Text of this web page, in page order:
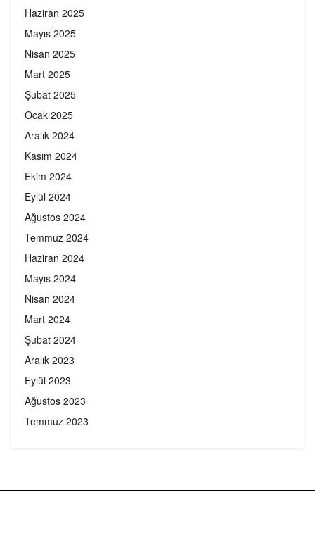
Haziran 2025
Mayıs 2025
Nisan 2025
Mart 2025
Şubat 2025
Ocak 2025
Aralık 2024
Kasım 2024
Ekim 2024
Eylül 2024
Ağustos 2024
Temmuz 2024
Haziran 2024
Mayıs 2024
Nisan 2024
Mart 2024
Şubat 2024
Aralık 2023
Eylül 2023
Ağustos 2023
Temmuz 2023